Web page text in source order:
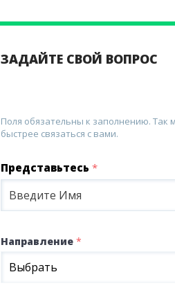
ЗАДАЙТЕ СВОЙ ВОПРОС
Поля обязательны к заполнению.
быстрее связаться с вами.
Представьтесь *
Направление *
Выбрать